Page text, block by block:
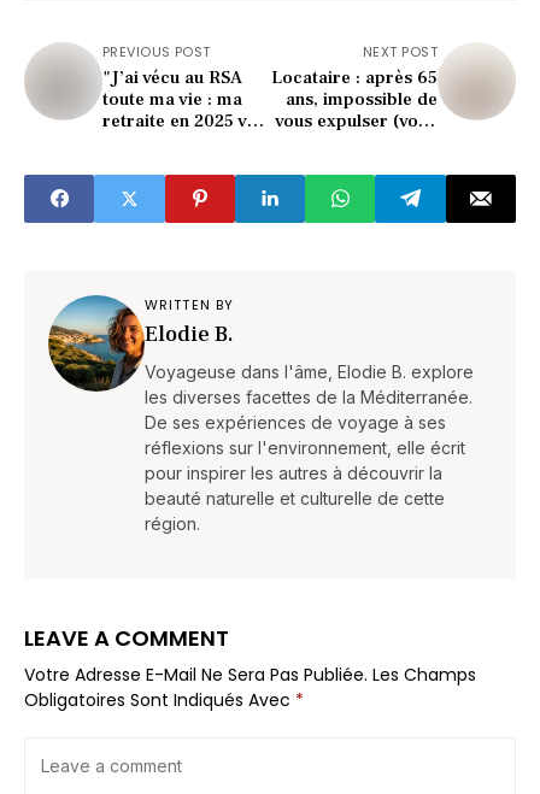
PREVIOUS POST
"J’ai vécu au RSA
toute ma vie : ma
retraite en 2025 va
NEXT POST
Locataire : après 65
ans, impossible de
vous expulser (voici
WRITTEN BY
Elodie B.
Voyageuse dans l'âme, Elodie B. explore
les diverses facettes de la Méditerranée.
De ses expériences de voyage à ses
réflexions sur l'environnement, elle écrit
pour inspirer les autres à découvrir la
beauté naturelle et culturelle de cette
région.
LEAVE A COMMENT
Votre Adresse E-Mail Ne Sera Pas Publiée. Les Champs
Obligatoires Sont Indiqués Avec *